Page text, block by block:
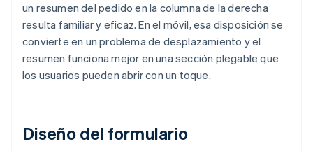
un resumen del pedido en la columna de la derecha
resulta familiar y eficaz. En el móvil, esa disposición se
convierte en un problema de desplazamiento y el
resumen funciona mejor en una sección plegable que
los usuarios pueden abrir con un toque.
Diseño del formulario